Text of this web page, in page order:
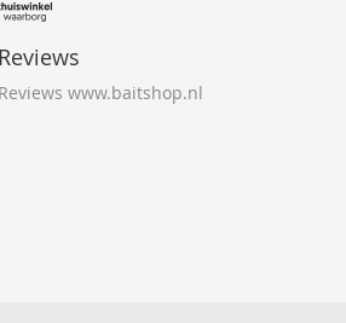
Reviews
Reviews www.baitshop.nl